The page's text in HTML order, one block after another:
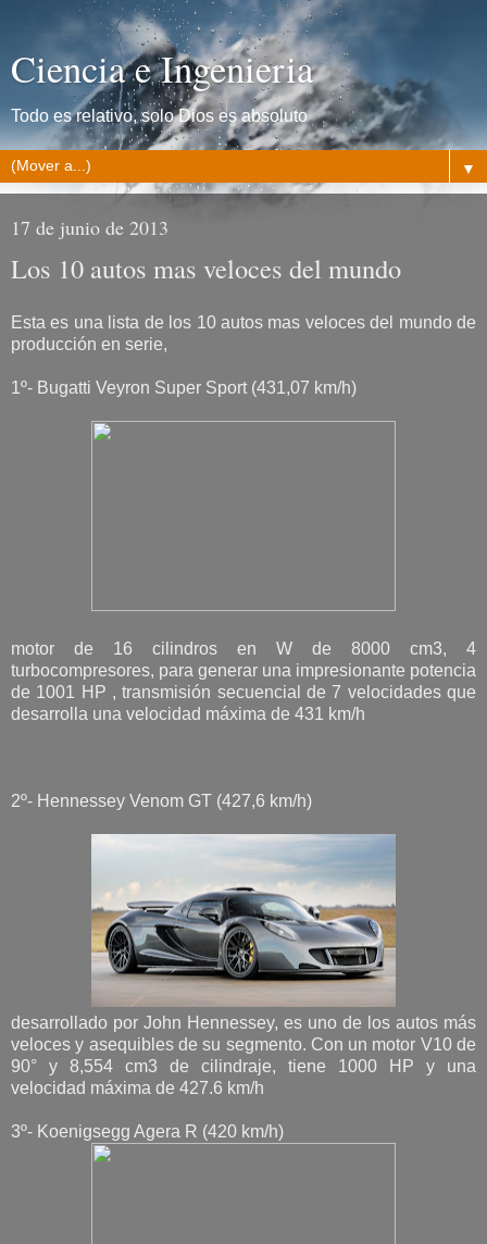
Ciencia e Ingenieria
Todo es relativo, solo Dios es absoluto
▼
17 de junio de 2013
Los 10 autos mas veloces del mundo
Esta es una lista de los 10 autos mas veloces del mundo de
producción en serie,
1º- Bugatti Veyron Super Sport (431,07 km/h)
motor de 16 cilindros en W de 8000 cm3, 4
turbocompresores, para generar una impresionante potencia
de 1001 HP , transmisión secuencial de 7 velocidades que
desarrolla una velocidad máxima de 431 km/h
2º- Hennessey Venom GT (427,6 km/h)
desarrollado por John Hennessey, es uno de los autos más
veloces y asequibles de su segmento. Con un motor V10 de
90° y 8,554 cm3 de cilindraje, tiene 1000 HP y una
velocidad máxima de 427.6 km/h
3º- Koenigsegg Agera R (420 km/h)